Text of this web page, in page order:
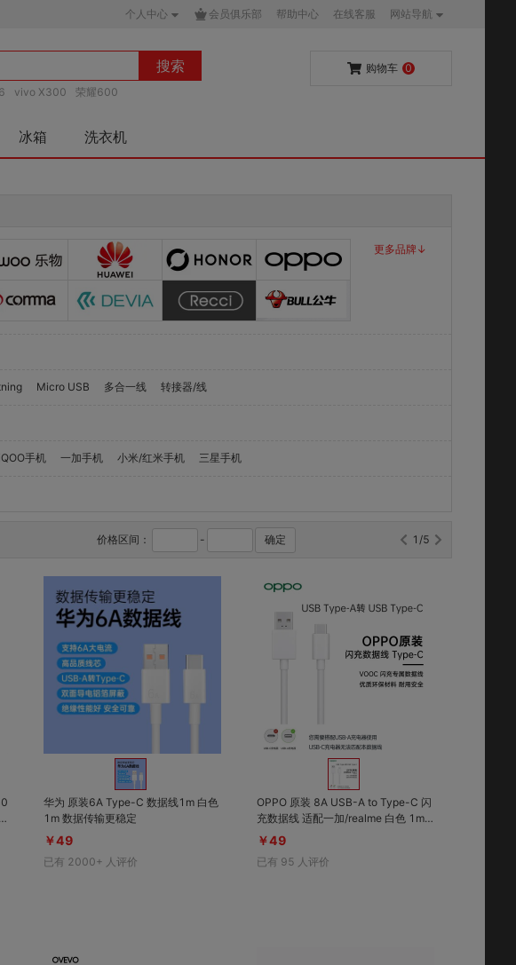
个人中心 会员俱乐部 帮助中心 在线客服 网站导航
搜索
vivo X300 荣耀600
购物车 0
冰箱 洗衣机
更多品牌↓
Micro USB 多合一线 转接器/线
手机 一加手机 小米/红米手机 三星手机
价格区间： - 确定 1/5
华为 原装6A Type-C 数据线1m 白色
1m 数据传输更稳定
￥49
已有 2000+ 人评价
OPPO 原装 8A USB-A to Type-C 闪
充数据线 适配一加/realme 白色 1m
电流最高可达8A，支持realme手机闪
￥49
已有 95 人评价